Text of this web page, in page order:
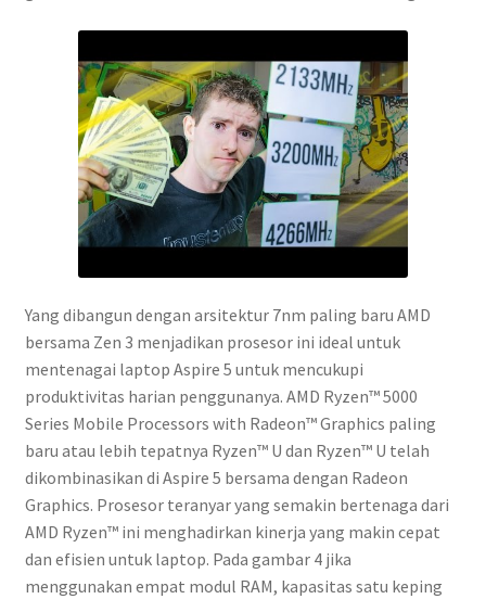
Yang dibangun dengan arsitektur 7nm paling baru AMD
bersama Zen 3 menjadikan prosesor ini ideal untuk
mentenagai laptop Aspire 5 untuk mencukupi
produktivitas harian penggunanya. AMD Ryzen™ 5000
Series Mobile Processors with Radeon™ Graphics paling
baru atau lebih tepatnya Ryzen™ U dan Ryzen™ U telah
dikombinasikan di Aspire 5 bersama dengan Radeon
Graphics. Prosesor teranyar yang semakin bertenaga dari
AMD Ryzen™ ini menghadirkan kinerja yang makin cepat
dan efisien untuk laptop. Pada gambar 4 jika
menggunakan empat modul RAM, kapasitas satu keping